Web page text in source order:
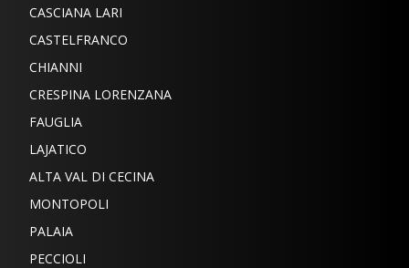
CASCIANA LARI
CASTELFRANCO
CHIANNI
CRESPINA LORENZANA
FAUGLIA
LAJATICO
ALTA VAL DI CECINA
MONTOPOLI
PALAIA
PECCIOLI